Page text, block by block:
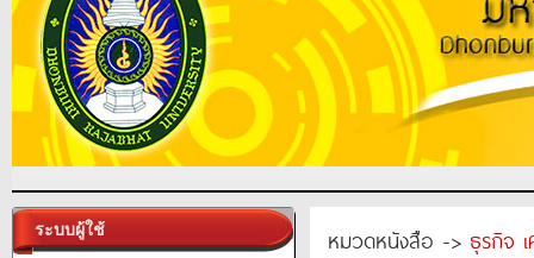
ระบบผู้ใช้ หมวดหนังสือ -> ธุรกิจ